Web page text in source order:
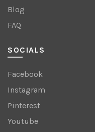
Blog
FAQ
SOCIALS
Facebook
Instagram
Pinterest
Youtube